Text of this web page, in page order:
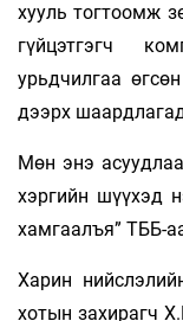
хууль тогтоомж
гүйцэтгэгч
урьдчилгаа
дээрх
Мөн энэ
хэргийн шүүхэд
хамгаалъя” ТББ-
Харин
хотын захирагч